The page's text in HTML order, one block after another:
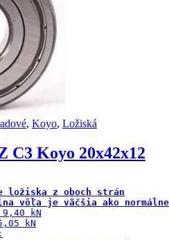
, Koyo, Ložiská
C3 Koyo 20x42x12
ložiska z oboch strán
vôľa je väčšia ako normálne
kN
kN